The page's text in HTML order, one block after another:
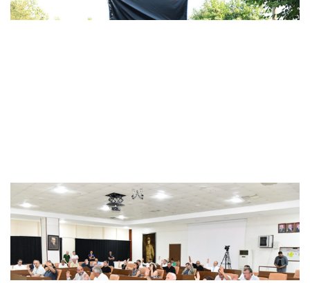
Ağustos Ayı olağanüstü Meclis Topla..
Gündem